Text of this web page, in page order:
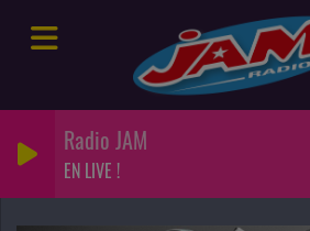
Radio JAM
EN LIVE !